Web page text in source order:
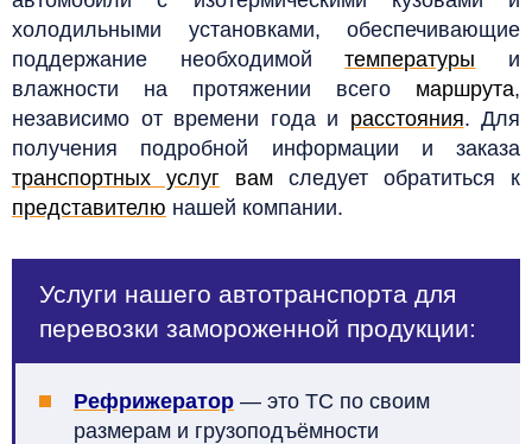
холодильными установками, обеспечивающие
поддержание необходимойтемпературы и
влажности на протяжении всего маршрута,
независимо от времени года и расстояния. Для
получения подробной информации и заказа
транспортных услуг вам следует обратиться к
представителю нашей компании.
Услуги нашего автотранспорта для
перевозки замороженной продукции:
Рефрижератор — это ТС по своим
размерам и грузоподъёмности